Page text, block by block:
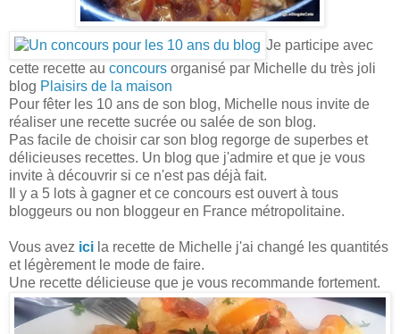
Je participe avec
cette recette au concours organisé par Michelle du très joli
blog Plaisirs de la maison
Pour fêter les 10 ans de son blog, Michelle nous invite de
réaliser une recette sucrée ou salée de son blog.
Pas facile de choisir car son blog regorge de superbes et
délicieuses recettes. Un blog que j'admire et que je vous
invite à découvrir si ce n'est pas déjà fait.
Il y a 5 lots à gagner et ce concours est ouvert à tous
bloggeurs ou non bloggeur en France métropolitaine.
Vous avez ici la recette de Michelle j'ai changé les quantités
et légèrement le mode de faire.
Une recette délicieuse que je vous recommande fortement.